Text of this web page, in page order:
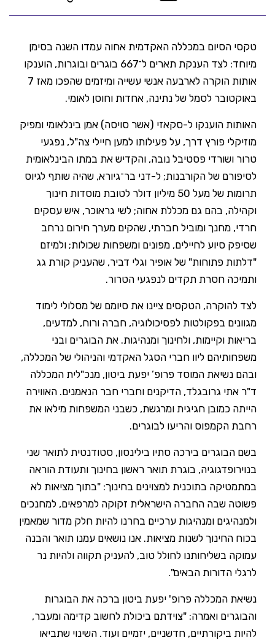
טקסי הסיום במכללה האקדמית אחוה עמדו השנה בסימן
מיוחד: לצד הענקת תארים ל־667 בוגרים ובוגרות, הוענקו
אותות הוקרה לארבעה אנשי עשייה ומיזמים שהפכו מאז 7
באוקטובר לסמל של נתינה, אחדות וחוסן לאומי.
האותות הוענקו ל-סקאזי (אשר סויסה) אמן בינלאומי ומפיק
מוזיקלי פורץ דרך, על פעילותו למען חיילי צה"ל, נפגעי
טרור ושורדי פסטיבל נובה, והקדיש את במתו הבינלאומית
לסיפורם של הקורבנות; ל-דני בר־גיורא, שהיה שותף לגיוס
תרומות של מעל 50 מיליון דולר לטובת מוסדות חינוך
וקהילה, בהם גם מכללת אחוה; לשי גראוכר, איש עסקים
חרדי, מחנך ומוביל חברתי, שהקים מערך חירום נרחב
שסיפק סיוע לחיילים, מפונים ומשפחות שכולות; ולמיזם
"דלתות פתוחות" של אופיר וגלי דביר, שהעניק קורת גג
ותמיכה חסרת תקדים לנפגעי הטרור.
לצד להוקרה, הטקסים ציינו את סיומם של מסלולי לימוד
מגוונים בפקולטות לפסיכולוגיה, חברה ורוח, למדעים,
בריאות וקיימות, ולחינוך ומנהיגות. את הבוגרים ובני
משפחותיהם ליוו חברי הסגל האקדמי והניהולי של המכללה,
ובהם נשיאת המוסד פרופ’ יפעת ביטון, מנכ"לית המכללה
ד"ר אתי גרובגלד, הדיקנים וחברי חבר הנאמנים. האווירה
הייתה כמובן חגיגית ומרגשת, כשבני המשפחות מילאו את
רחבת הקמפוס והריעו לבוגרים.
בשם הבוגרים בירכה סתיו בילינסון, סטודנטית לתואר שני
בנוירופדגוגיה, בוגרת תואר ראשון בחינוך ותעודת הוראה
במתמטיקה בתוכנית למצוינים בחינוך: "בתוך מציאות לא
פשוטה שבה החברה הישראלית זקוקה למרפאים, למחנכים
ולמנהיגים ומנהיגות ערכיים בחרנו להיות חלק מדור שמאמין
בכוח החינוך לשנות מציאות. אנו נושאים עמנו תואר והבנה
עמוקה בשליחותנו לחולל טוב, להעניק תקווה ולהיות נר
לרגלי הדורות הבאים".
נשיאת המכללה פרופ' יפעת ביטון ברכה את הבוגרות
והבוגרים ואמרה: "צוידתם ביכולת לחשוב קדימה ומעבר,
להיות ביקורתיים, חדשניים, יזמיים ועוד. השינוי שתביאו